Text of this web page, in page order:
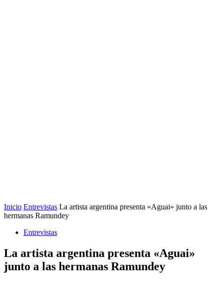
Inicio Entrevistas La artista argentina presenta «Aguai» junto a las
hermanas Ramundey
Entrevistas
La artista argentina presenta «Aguai»
junto a las hermanas Ramundey